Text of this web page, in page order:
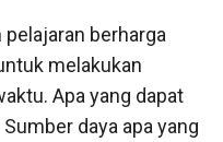
berharga
melakukan
Apa yang dapat
daya apa yang